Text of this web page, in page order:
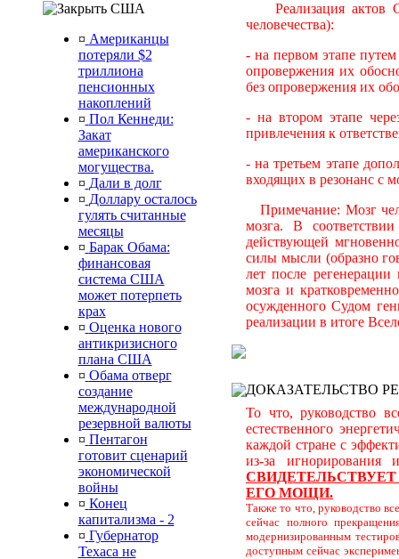
США
¤ Американцы
потеряли $2
триллиона
пенсионных
накоплений
¤ Пол Кеннеди:
Закат
американского
могущества.
¤ Дали в долг
¤ Доллару осталось
гулять считанные
месяцы
¤ Барак Обама:
финансовая
система США
может потерпеть
крах
¤ Оценка нового
антикризисного
плана США
¤ Обама отверг
создание
международной
резервной валюты
¤ Пентагон
готовит сценарий
экономической
войны
¤ Конец
капитализма - 2
¤ Губернатор
Техаса не
Реализация актов
человечества):
- на первом этапе
опровержения их
без опровержения их
- на втором этапе
привлечения к
- на третьем этапе
входящих в резонанс с
Примечание: Мозг
мозга. В
действующей
силы мысли (образно
лет после
мозга и
осужденного Судом
реализации в итоге
ДОКАЗАТЕЛЬСТВО
То что, руководство
естественного
каждой стране с
из-за
ЕГО МОЩИ.
Также то что, руководство
сейчас полного
модернизированным
доступным сейчас